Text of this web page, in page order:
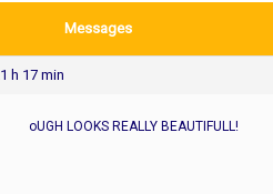
Messages
h 17 min
oUGH LOOKS REALLY BEAUTIFULL!